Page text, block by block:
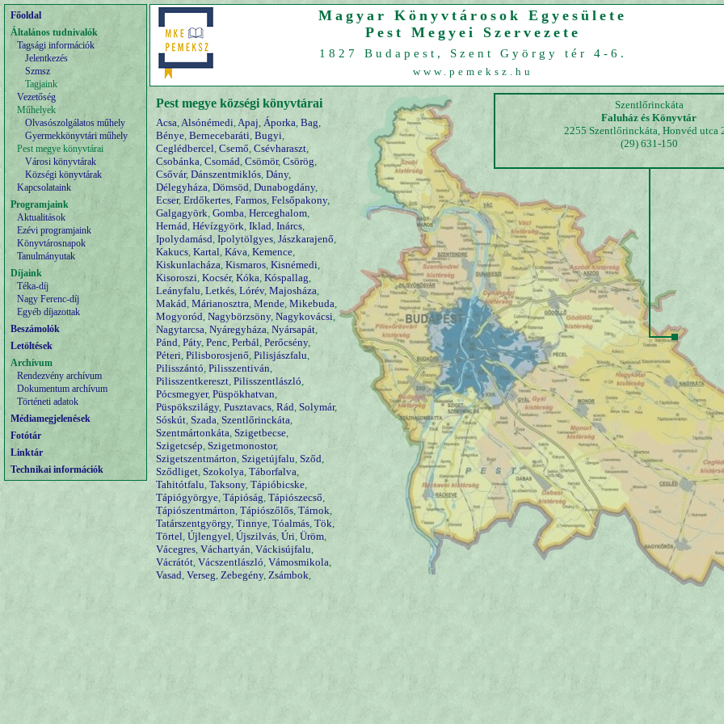
Magyar Könyvtárosok Egyesülete
Pest Megyei Szervezete
1827 Budapest, Szent György tér 4-6.
www.pemeksz.hu
Főoldal
Általános tudnivalók
Tagsági információk
Jelentkezés
Szmsz
Tagjaink
Vezetőség
Műhelyek
Olvasószolgálatos műhely
Gyermekkönyvtári műhely
Pest megye könyvtárai
Városi könyvtárak
Községi könyvtárak
Kapcsolataink
Programjaink
Aktualitások
Ezévi programjaink
Könyvtárosnapok
Tanulmányutak
Díjaink
Téka-díj
Nagy Ferenc-díj
Egyéb díjazottak
Beszámolók
Letöltések
Archívum
Rendezvény archívum
Dokumentum archívum
Történeti adatok
Médiamegjelenések
Fotótár
Linktár
Technikai információk
Pest megye községi könyvtárai
Acsa,Alsónémedi,Apaj, Áporka, Bag,
Bénye, Bernecebaráti, Bugyi,
Ceglédbercel, Csemő, Csévharaszt,
Csobánka, Csomád, Csömör, Csörög,
Csővár, Dánszentmiklós, Dány,
Délegyháza, Dömsöd, Dunabogdány,
Ecser, Erdőkertes, Farmos, Felsőpakony,
Galgagyörk, Gomba, Herceghalom,
Hernád, Hévízgyörk, Iklad, Inárcs,
Ipolydamásd, Ipolytölgyes, Jászkarajenő,
Kakucs, Kartal, Káva, Kemence,
Kiskunlacháza, Kismaros, Kisnémedi,
Kisoroszi, Kocsér, Kóka, Kóspallag,
Leányfalu, Letkés, Lórév, Majosháza,
Makád, Márianosztra, Mende, Mikebuda,
Mogyoród, Nagybörzsöny, Nagykovácsi,
Nagytarcsa, Nyáregyháza, Nyársapát,
Pánd, Páty, Penc, Perbál, Perőcsény,
Péteri, Pilisborosjenő, Pilisjászfalu,
Pilisszántó, Pilisszentiván,
Pilisszentkereszt, Pilisszentlászló,
Pócsmegyer, Püspökhatvan,
Püspökszilágy, Pusztavacs, Rád, Solymár,
Sóskút, Szada, Szentlőrinckáta,
Szentmártonkáta, Szigetbecse,
Szigetcsép, Szigetmonostor,
Szigetszentmárton, Szigetújfalu, Sződ,
Sződliget, Szokolya, Táborfalva,
Tahitótfalu, Taksony, Tápióbicske,
Tápiógyörgye, Tápióság, Tápiószecső,
Tápiószentmárton, Tápiószőlős, Tárnok,
Tatárszentgyörgy, Tinnye, Tóalmás, Tök,
Törtel, Újlengyel, Újszilvás, Úri, Üröm,
Vácegres, Váchartyán, Váckisújfalu,
Vácrátót, Vácszentlászló, Vámosmikola,
Vasad, Verseg, Zebegény, Zsámbok,
Szentlőrinckáta
Faluház és Könyvtár
2255 Szentlőrinckáta, Honvéd utca
(29) 631-150